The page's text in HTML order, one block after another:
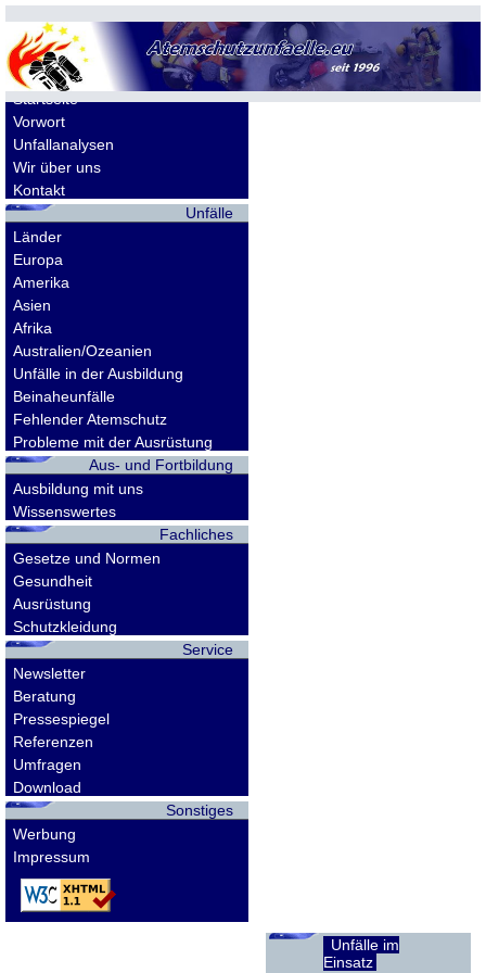
Allgemeines
Startseite
Vorwort
Unfallanalysen
Wir über uns
Kontakt
Unfälle
Länder
Europa
Amerika
Asien
Afrika
Australien/Ozeanien
Unfälle in der Ausbildung
Beinaheunfälle
Fehlender Atemschutz
Probleme mit der Ausrüstung
Aus- und Fortbildung
Ausbildung mit uns
Wissenswertes
Fachliches
Gesetze und Normen
Gesundheit
Ausrüstung
Schutzkleidung
Service
Newsletter
Beratung
Pressespiegel
Referenzen
Umfragen
Download
Sonstiges
Werbung
Impressum
Unfälle im
Einsatz